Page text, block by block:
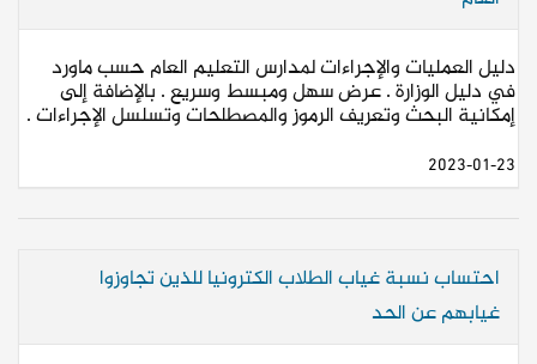
دليل العمليات والإجراءات لمدارس التعليم العام حسب ماورد
في دليل الوزارة . عرض سهل ومبسط وسريع . بالإضافة إلى
إمكانية البحث وتعريف الرموز والمصطلحات وتسلسل الإجراءات .
2023-01-23
احتساب نسبة غياب الطلاب الكترونيا للذين تجاوزوا
غيابهم عن الحد